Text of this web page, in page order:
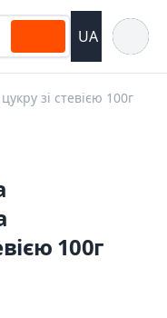
UA
зі стевією 100г
100г